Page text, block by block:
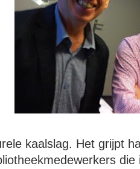
kaalslag. Het grijpt